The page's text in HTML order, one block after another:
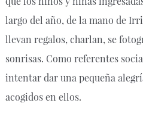
largo del año, de la mano de
llevan regalos, charlan, se
sonrisas. Como referentes
intentar dar una pequeña
acogidos en ellos.